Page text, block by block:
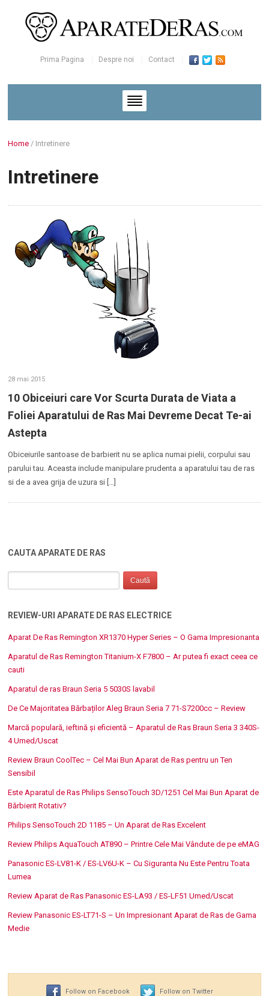
Prima Pagina Despre noi Contact
Home / Intretinere
Intretinere
28 mai 2015
10 Obiceiuri care Vor Scurta Durata de Viata a
Foliei Aparatului de Ras Mai Devreme Decat Te-ai
Astepta
Obiceiurile santoase de barbierit nu se aplica numai pielii, corpului sau
parului tau. Aceasta include manipulare prudenta a aparatului tau de ras
si de a avea grija de uzura si […]
CAUTA APARATE DE RAS
REVIEW-URI APARATE DE RAS ELECTRICE
Aparat De Ras Remington XR1370 Hyper Series – O Gama Impresionanta
Aparatul de Ras Remington Titanium-X F7800 – Ar putea fi exact ceea ce
cauti
Aparatul de ras Braun Seria 5 5030S lavabil
De Ce Majoritatea Bărbaților Aleg Braun Seria 7 71-S7200cc – Review
Marcă populară, ieftină și eficientă – Aparatul de Ras Braun Seria 3 340S-
4 Umed/Uscat
Review Braun CoolTec – Cel Mai Bun Aparat de Ras pentru un Ten
Sensibil
Este Aparatul de Ras Philips SensoTouch 3D/1251 Cel Mai Bun Aparat de
Bărbierit Rotativ?
Philips SensoTouch 2D 1185 – Un Aparat de Ras Excelent
Review Philips AquaTouch AT890 – Printre Cele Mai Vândute de pe eMAG
Panasonic ES-LV81-K / ES-LV6U-K – Cu Siguranta Nu Este Pentru Toata
Lumea
Review Aparat de Ras Panasonic ES-LA93 / ES-LF51 Umed/Uscat
Review Panasonic ES-LT71-S – Un Impresionant Aparat de Ras de Gama
Medie
Follow on Facebook Follow on Twitter